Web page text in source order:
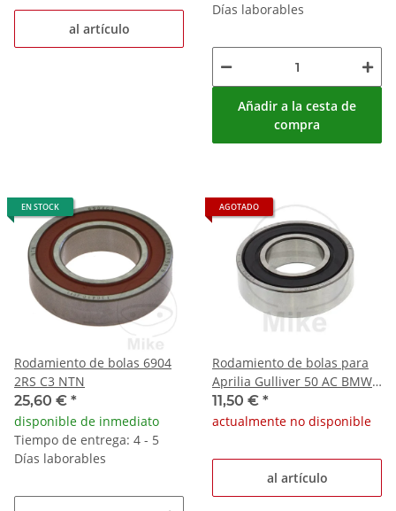
al artículo
Días laborables
Añadir a la cesta de
compra
EN STOCK
Rodamiento de bolas 6904
2RS C3 NTN
25,60 € *
disponible de inmediato
Tiempo de entrega: 4 - 5
Días laborables
AGOTADO
Rodamiento de bolas para
Aprilia Gulliver 50 AC BMW
R 850 GS
11,50 € *
actualmente no disponible
al artículo